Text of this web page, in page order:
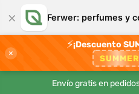
× Ferwer: perfumes y
×
⚡¡Descuento
SUMMER
Envío gratis en